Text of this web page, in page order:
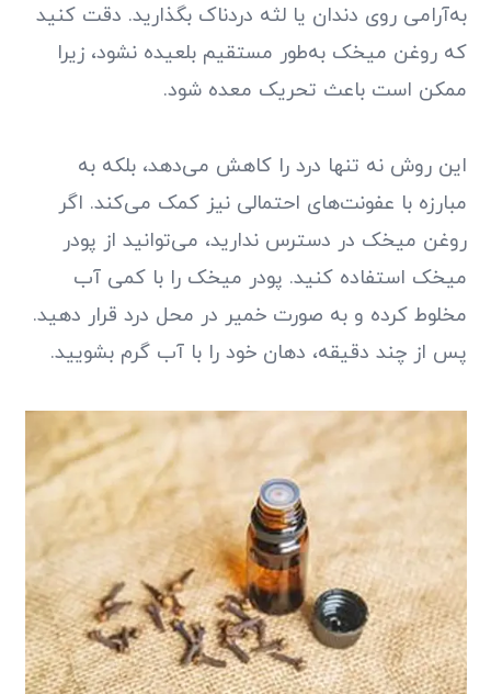
به‌آرامی روی دندان یا لثه دردناک بگذارید. دقت کنید
که روغن میخک به‌طور مستقیم بلعیده نشود، زیرا
ممکن است باعث تحریک معده شود.
این روش نه تنها درد را کاهش می‌دهد، بلکه به
مبارزه با عفونت‌های احتمالی نیز کمک می‌کند. اگر
روغن میخک در دسترس ندارید، می‌توانید از پودر
میخک استفاده کنید. پودر میخک را با کمی آب
مخلوط کرده و به صورت خمیر در محل درد قرار دهید.
پس از چند دقیقه، دهان خود را با آب گرم بشویید.